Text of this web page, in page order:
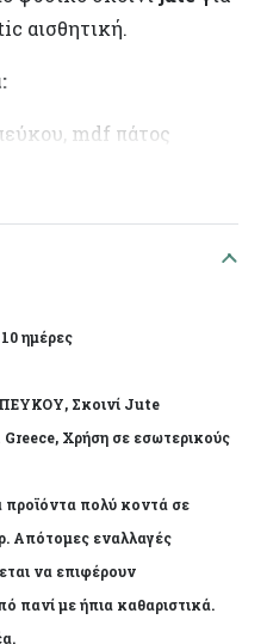
αισθητική.
mdf πάτος
τυχόν
ενδέχεται να φέρει
προϊόν λόγω της
του. Made in Greece, by
ημέρες
Σκοινί Jute
Χρήση σε εσωτερικούς
προϊόντα πολύ κοντά σε
Απότομες εναλλαγές
να επιφέρουν
πανί με ήπια καθαριστικά.